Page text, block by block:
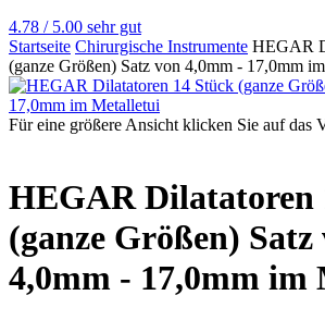
4.78 / 5.00 sehr gut
Startseite Chirurgische Instrumente HEGAR
(ganze Größen) Satz von 4,0mm - 17,0mm
Für eine größere Ansicht klicken Sie auf das
HEGAR Dilatatoren
(ganze Größen) Satz
4,0mm - 17,0mm im